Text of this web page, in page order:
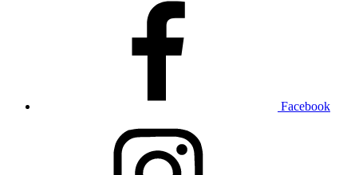
Facebook